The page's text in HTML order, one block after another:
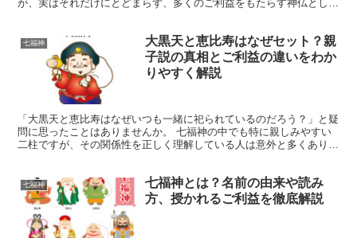
が、実はそれだけにとどまらず、多くのご利益をもたらす神仏とし
七福神
大黒天と恵比寿はなぜセット？親
子説の真相とご利益の違いをわか
りやすく解説
「大黒天と恵比寿はなぜいつも一緒に祀られているのだろう？」と疑
問に思ったことはありませんか。 七福神の中でも特に親しみやすい
二柱ですが、その関係性を正しく理解している人は意外と多くありま
七福神
七福神とは？名前の由来や読み
方、授かれるご利益を徹底解説